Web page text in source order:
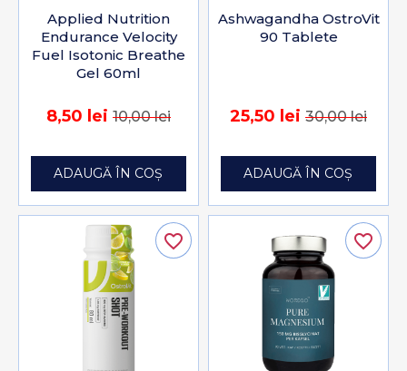
Applied Nutrition
Endurance Velocity
Fuel Isotonic Breathe
Gel 60ml
8,50 lei 10,00 lei
ADAUGĂ ÎN COȘ
Ashwagandha OstroVit
90 Tablete
25,50 lei 30,00 lei
ADAUGĂ ÎN COȘ
favorite_border favorite_border